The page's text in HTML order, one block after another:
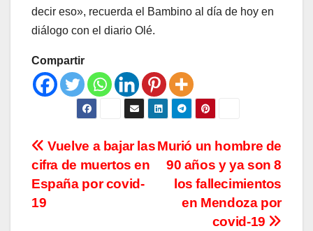
decir eso», recuerda el Bambino al día de hoy en
diálogo con el diario Olé.
Compartir
Navegación
de
entradas
Murió un hombre de
90 años y ya son 8
los fallecimientos
en Mendoza por
covid-19
Vuelve a bajar las
cifra de muertos en
España por covid-
19